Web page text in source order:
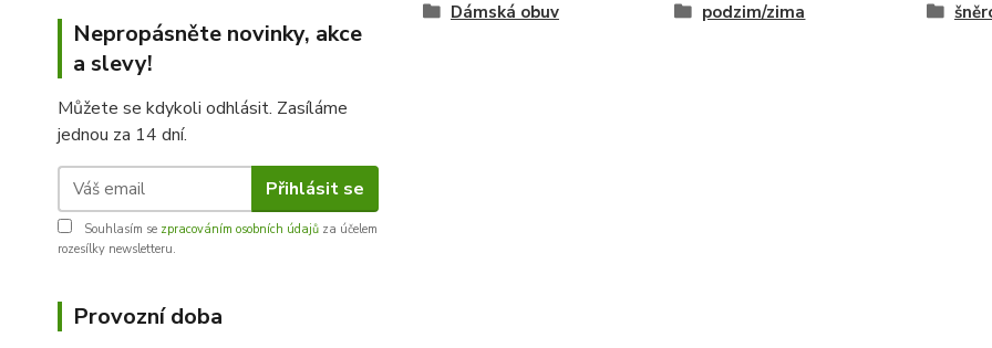
Nepropásněte novinky, akce
a slevy!
Můžete se kdykoli odhlásit. Zasíláme
jednou za 14 dní.
Přihlásit se
Souhlasím se zpracováním osobních údajů za účelem
rozesílky newsletteru.
Provozní doba
Dámská obuv podzim/zima